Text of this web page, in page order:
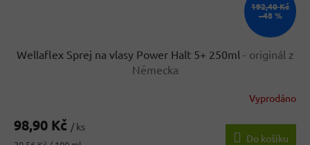
192,40 Kč
–48 %
Wellaflex Sprej na vlasy Power Halt 5+ 250ml - originál z
Německa
Vyprodáno
98,90 Kč / ks
Do košíku